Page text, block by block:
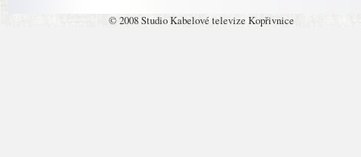
© 2008 Studio Kabelové televize Kopřivnice